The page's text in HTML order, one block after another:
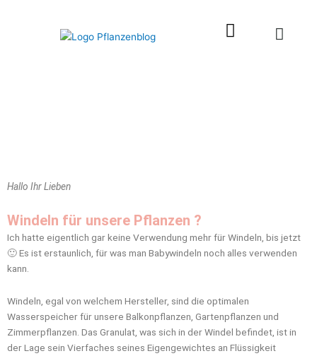
Hallo Ihr Lieben
Windeln für unsere Pflanzen ?
Ich hatte eigentlich gar keine Verwendung mehr für Windeln, bis jetzt
🙂 Es ist erstaunlich, für was man Babywindeln noch alles verwenden
kann.
Windeln, egal von welchem Hersteller, sind die optimalen
Wasserspeicher für unsere Balkonpflanzen, Gartenpflanzen und
Zimmerpflanzen. Das Granulat, was sich in der Windel befindet, ist in
der Lage sein Vierfaches seines Eigengewichtes an Flüssigkeit